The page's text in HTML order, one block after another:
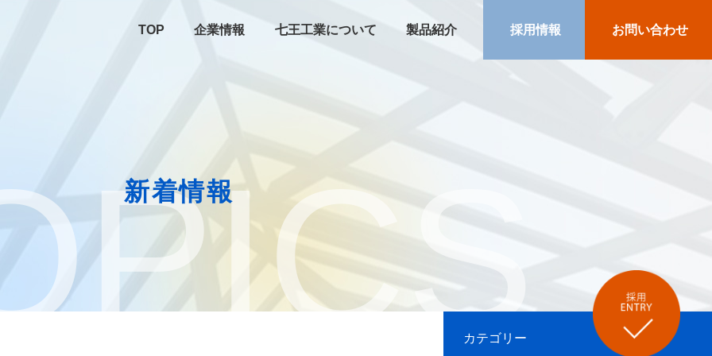
TOP 企業情報 七王工業について 製品紹介 採用情報 お問い合わせ
新着情報
カテゴリー